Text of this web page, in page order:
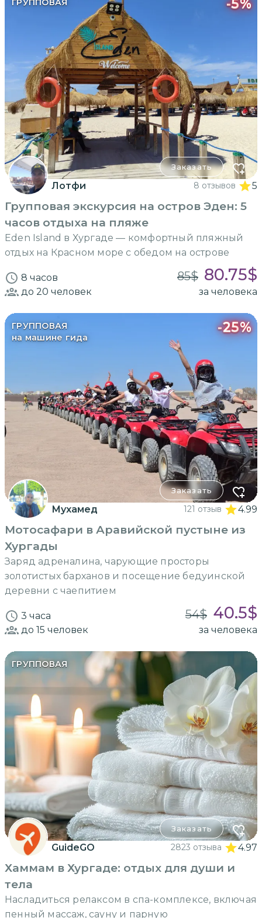
ГРУППОВАЯ -5%
Заказать
Лотфи 8 отзывов 5
Групповая экскурсия на остров Эден: 5
часов отдыха на пляже
Eden Island в Хургаде — комфортный пляжный
отдых на Красном море с обедом на острове
8 часов 85$ 80.75$
до 20 человек за человека
ГРУППОВАЯ
на машине гида
-25%
Заказать
Мухамед 121 отзыв 4.99
Мотосафари в Аравийской пустыне из
Хургады
Заряд адреналина, чарующие просторы
золотистых барханов и посещение бедуинской
деревни с чаепитием
3 часа 54$ 40.5$
до 15 человек за человека
ГРУППОВАЯ
Заказать
GuideGO 2823 отзыва 4.97
Хаммам в Хургаде: отдых для души и
тела
Насладиться релаксом в спа-комплексе, включая
пенный массаж, сауну и парную